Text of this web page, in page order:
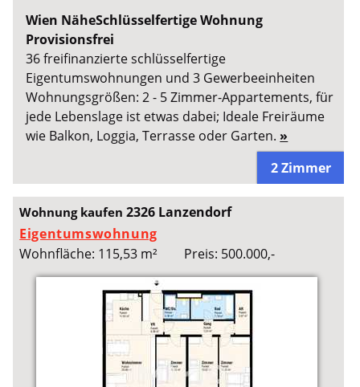
Wien NäheSchlüsselfertige Wohnung
Provisionsfrei
36 freifinanzierte schlüsselfertige
Eigentumswohnungen und 3 Gewerbeeinheiten
Wohnungsgrößen: 2 - 5 Zimmer-Appartements, für
jede Lebenslage ist etwas dabei; Ideale Freiräume
wie Balkon, Loggia, Terrasse oder Garten. »
2 Zimmer
Wohnung kaufen2326 Lanzendorf
Eigentumswohnung
Wohnfläche: 115,53 m²
Preis: 500.000,-